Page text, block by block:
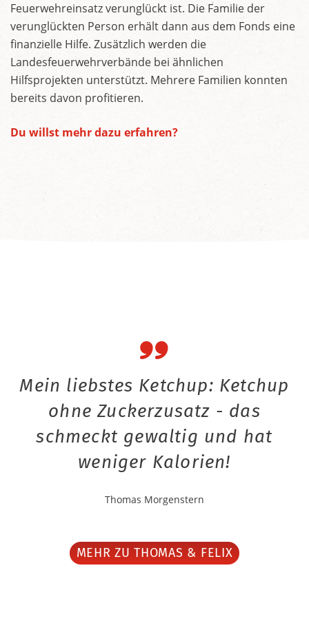
Feuerwehreinsatz verunglückt ist. Die Familie der
verunglückten Person erhält dann aus dem Fonds eine
finanzielle Hilfe. Zusätzlich werden die
Landesfeuerwehrverbände bei ähnlichen
Hilfsprojekten unterstützt. Mehrere Familien konnten
bereits davon profitieren.
Du willst mehr dazu erfahren?
Mein liebstes Ketchup: Ketchup
ohne Zuckerzusatz - das
schmeckt gewaltig und hat
weniger Kalorien!
Thomas Morgenstern
MEHR ZU THOMAS & FELIX